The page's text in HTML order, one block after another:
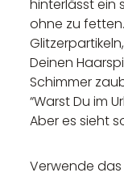
hinterlässt ein
ohne zu
Deinen
Schimmer
“Warst Du im
Aber es sieht
Verwende das